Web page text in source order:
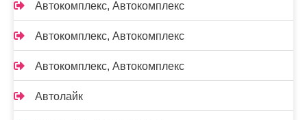
Автокомплекс, Автокомплекс
Автокомплекс, Автокомплекс
Автокомплекс, Автокомплекс
Автолайк